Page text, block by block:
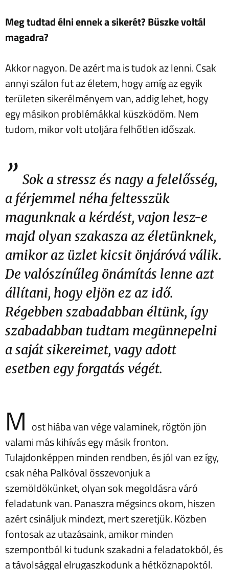
Meg tudtad élni ennek a sikerét? Büszke voltál
magadra?
Akkor nagyon. De azért ma is tudok az lenni. Csak
annyi szálon fut az életem, hogy amíg az egyik
területen sikerélményem van, addig lehet, hogy
egy másikon problémákkal küszködöm. Nem
tudom, mikor volt utoljára felhőtlen időszak.
” Sok a stressz és nagy a felelősség,
a férjemmel néha feltesszük
magunknak a kérdést, vajon lesz-e
majd olyan szakasza az életünknek,
amikor az üzlet kicsit önjáróvá válik.
De valószínűleg önámítás lenne azt
állítani, hogy eljön ez az idő.
Régebben szabadabban éltünk, így
szabadabban tudtam megünnepelni
a saját sikereimet, vagy adott
esetben egy forgatás végét.
M ost hiába van vége valaminek, rögtön jön
valami más kihívás egy másik fronton.
Tulajdonképpen minden rendben, és jól van ez így,
csak néha Palkóval összevonjuk a
szemöldökünket, olyan sok megoldásra váró
feladatunk van. Panaszra mégsincs okom, hiszen
azért csináljuk mindezt, mert szeretjük. Közben
fontosak az utazásaink, amikor minden
szempontból ki tudunk szakadni a feladatokból, és
a távolsággal elrugaszkodunk a hétköznapoktól.